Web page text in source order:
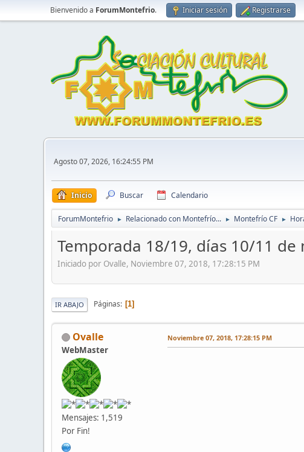
Bienvenido a ForumMontefrio. Iniciar sesión Registrarse
Agosto 07, 2026, 16:24:55 PM
Inicio Buscar Calendario
ForumMontefrio ► Relacionado con Montefrío... ► Montefrío CF ►
Temporada 18/19, días 10/11 de
Iniciado por Ovalle, Noviembre 07, 2018, 17:28:15 PM
IR ABAJO Páginas 1
Ovalle
WebMaster
Mensajes: 1,519
Por Fin!
Noviembre 07, 2018, 17:28:15 PM